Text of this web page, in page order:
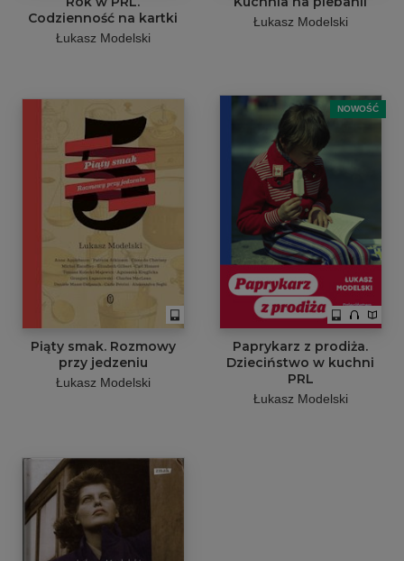
Codzienność na kartki
Łukasz Modelski
Łukasz Modelski
Piąty smak. Rozmowy
przy jedzeniu
Łukasz Modelski
NOWOŚĆ
Paprykarz z prodiża.
Dzieciństwo w kuchni
PRL
Łukasz Modelski